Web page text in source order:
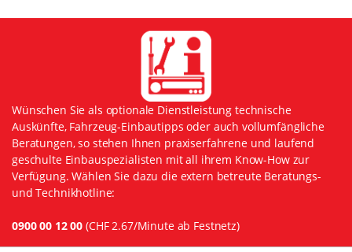
Wünschen Sie als optionale Dienstleistung technische
Auskünfte, Fahrzeug-Einbautipps oder auch vollumfängliche
Beratungen, so stehen Ihnen praxiserfahrene und laufend
geschulte Einbauspezialisten mit all ihrem Know-How zur
Verfügung. Wählen Sie dazu die extern betreute Beratungs-
und Technikhotline:
0900 00 12 00 (CHF 2.67/Minute ab Festnetz)